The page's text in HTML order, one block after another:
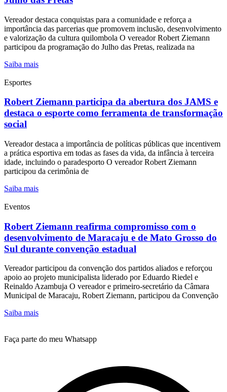
Vereador destaca conquistas para a comunidade e reforça a
importância das parcerias que promovem inclusão, desenvolvimento
e valorização da cultura quilombola O vereador Robert Ziemann
participou da programação do Julho das Pretas, realizada na
Saiba mais
Esportes
Robert Ziemann participa da abertura dos JAMS e
destaca o esporte como ferramenta de transformação
social
Vereador destaca a importância de políticas públicas que incentivem
a prática esportiva em todas as fases da vida, da infância à terceira
idade, incluindo o paradesporto O vereador Robert Ziemann
participou da cerimônia de
Saiba mais
Eventos
Robert Ziemann reafirma compromisso com o
desenvolvimento de Maracaju e de Mato Grosso do
Sul durante convenção estadual
Vereador participou da convenção dos partidos aliados e reforçou
apoio ao projeto municipalista liderado por Eduardo Riedel e
Reinaldo Azambuja O vereador e primeiro-secretário da Câmara
Municipal de Maracaju, Robert Ziemann, participou da Convenção
Saiba mais
Faça parte do meu Whatsapp